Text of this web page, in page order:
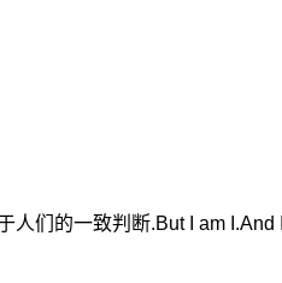
人们的一致判断.But I am I.And